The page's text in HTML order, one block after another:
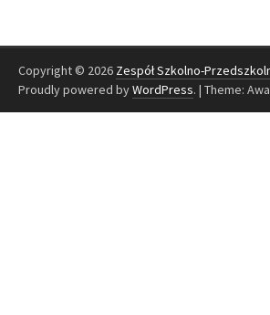
Copyright © 2026 Zespół Szkolno-
Proudly powered byWordPress. | Theme: